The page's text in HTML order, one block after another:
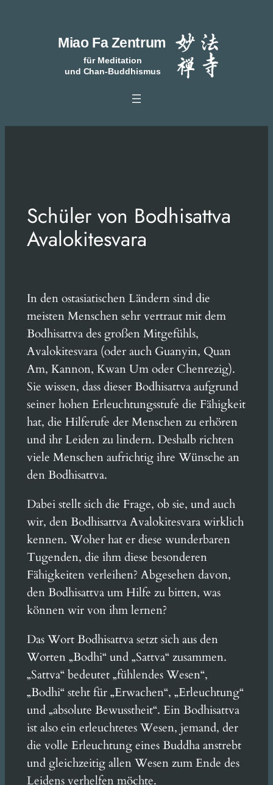
Schüler von Bodhisattva
Avalokitesvara
In den ostasiatischen Ländern sind die
meisten Menschen sehr vertraut mit dem
Bodhisattva des großen Mitgefühls,
Avalokitesvara (oder auch Guanyin, Quan
Am, Kannon, Kwan Um oder Chenrezig).
Sie wissen, dass dieser Bodhisattva aufgrund
seiner hohen Erleuchtungsstufe die Fähigkeit
hat, die Hilferufe der Menschen zu erhören
und ihr Leiden zu lindern. Deshalb richten
viele Menschen aufrichtig ihre Wünsche an
den Bodhisattva.
Dabei stellt sich die Frage, ob sie, und auch
wir, den Bodhisattva Avalokitesvara wirklich
kennen. Woher hat er diese wunderbaren
Tugenden, die ihm diese besonderen
Fähigkeiten verleihen? Abgesehen davon,
den Bodhisattva um Hilfe zu bitten, was
können wir von ihm lernen?
Das Wort Bodhisattva setzt sich aus den
Worten „Bodhi“ und „Sattva“ zusammen.
„Sattva“ bedeutet „fühlendes Wesen“,
„Bodhi“ steht für „Erwachen“, „Erleuchtung“
und „absolute Bewusstheit“. Ein Bodhisattva
ist also ein erleuchtetes Wesen, jemand, der
die volle Erleuchtung eines Buddha anstrebt
und gleichzeitig allen Wesen zum Ende des
Leidens verhelfen möchte.